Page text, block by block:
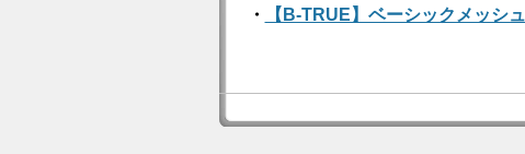
・ 【B-TRUE】ベーシックメッシ